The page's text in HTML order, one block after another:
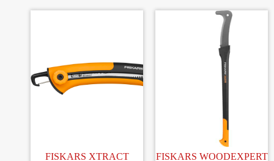
FISKARS XTRACT
FISKARS WOODEXPERT